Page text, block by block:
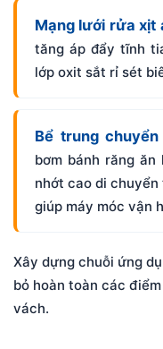
Mạng lưới rửa xịt
tăng áp đẩy tĩnh
lớp oxit sắt rỉ sét
Bể trung
bơm bánh răng
nhớt cao di
giúp máy móc vận
Xây dựng chuỗi ứng
bỏ hoàn toàn các
vách.